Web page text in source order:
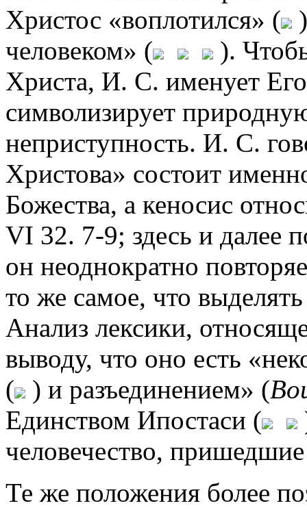
Христос «воплотился» (
человеком» (
).
Христа, И. С. именует
символизирует
неприступность. И. С.
Христова» состоит
Божества, а кеносис
VI 32. 7-9; здесь и далее
он неоднократно
то же самое, что
Анализ лексики,
выводу, что оно есть
(
) и разъединением» (
Единством Ипостаси (
человечество, пришедшие
Те же положения более